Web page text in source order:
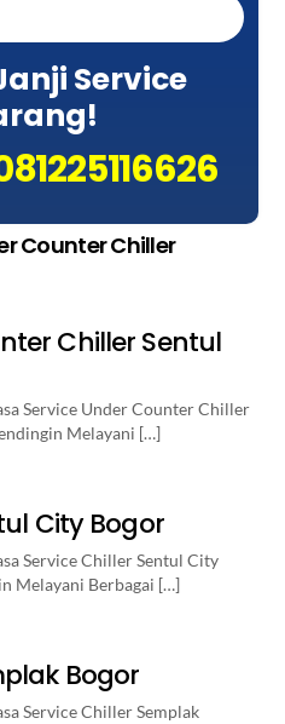
Service
Counter Chiller
Chiller Sentul
Service Under Counter Chiller
Melayani […]
City Bogor
Service Chiller Sentul City
Melayani Berbagai […]
Bogor
Service Chiller Semplak